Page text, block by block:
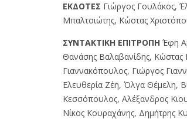
EKΔOTEΣ Γιώργος Γουλάκος,
Μπαλτσιώτης, Κώστας
ΣYNTAKTIKH EΠITPOΠH Έφη
Θανάσης Βαλαβανίδης,
Γιαννακόπουλος, Γιώργος
Ελευθερία Ζέη, Όλγα Θέμελη,
Κεσσόπουλος, Αλέξανδρος
Νίκος Κουραχάνης, Δημήτρης